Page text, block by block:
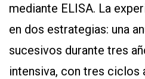
mediante ELISA. La
en dos estrategias: una
sucesivos durante tres
intensiva, con tres ciclos